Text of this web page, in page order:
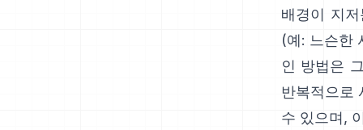
배경이 지
(예: 느슨한
인 방법은
반복적으로
수 있으며,